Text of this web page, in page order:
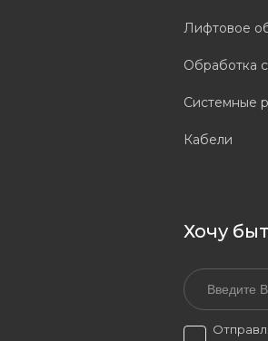
Лифтовое
Обработка
Системные
Кабели
Хочу